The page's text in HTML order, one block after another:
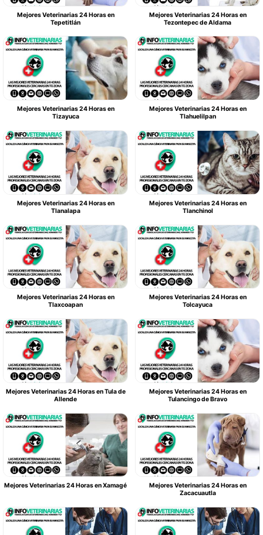
Mejores Veterinarias 24 Horas en
Tepetitlán
Mejores Veterinarias 24 Horas en
Tezontepec de Aldama
Mejores Veterinarias 24 Horas en
Tizayuca
Mejores Veterinarias 24 Horas en
Tlahuelilpan
Mejores Veterinarias 24 Horas en
Tlanalapa
Mejores Veterinarias 24 Horas en
Tlanchinol
Mejores Veterinarias 24 Horas en
Tlaxcoapan
Mejores Veterinarias 24 Horas en
Tolcayuca
Mejores Veterinarias 24 Horas en Tula de
Allende
Mejores Veterinarias 24 Horas en
Tulancingo de Bravo
Mejores Veterinarias 24 Horas en Xamagé
Mejores Veterinarias 24 Horas en
Zacacuautla